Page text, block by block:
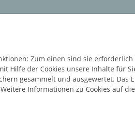
Blog Content Hub
Zum einen sind sie
Hilfe der Cookies unsere Inhalte für
gesammelt und ausgewertet. Das
Informationen zu Cookies auf